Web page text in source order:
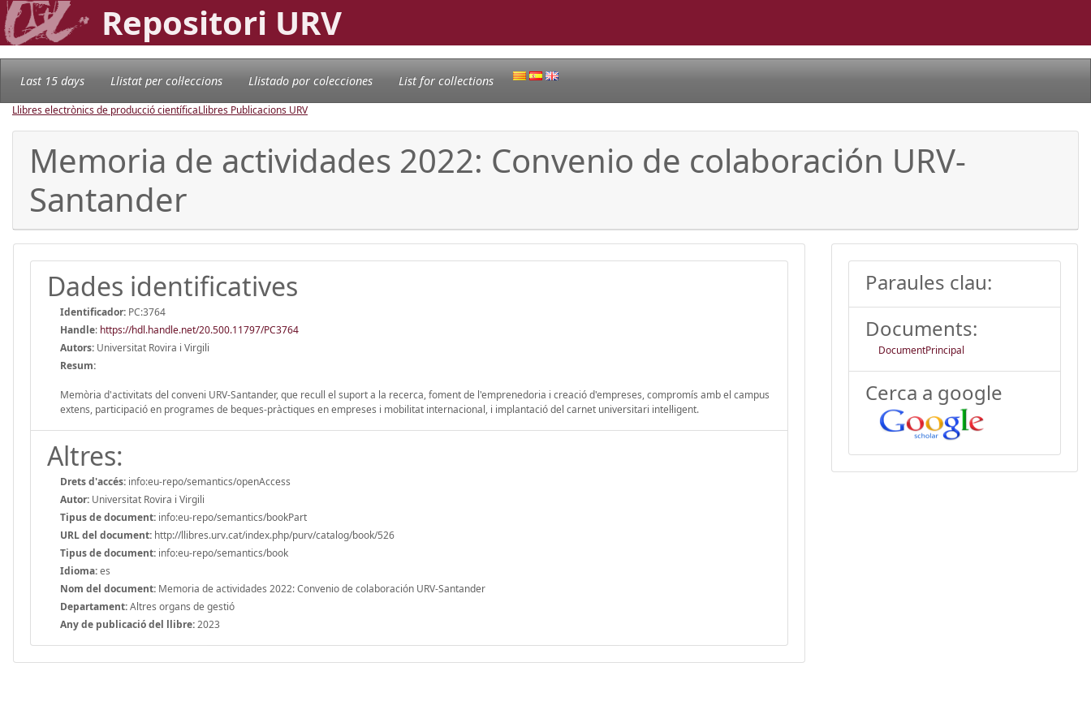
Repositori URV
Last 15 days Llistat per col·leccions Llistado por colecciones List for collections
Llibres electrònics de producció científicaLlibres Publicacions URV
Memoria de actividades 2022: Convenio de colaboración URV-
Santander
Dades identificatives
Identificador: PC:3764
Handle: https://hdl.handle.net/20.500.11797/PC3764
Autors: Universitat Rovira i Virgili
Resum:
Memòria d'activitats del conveni URV-Santander, que recull el suport a la recerca, foment de l'emprenedoria i creació d'empreses, compromís amb el campus
extens, participació en programes de beques-pràctiques en empreses i mobilitat internacional, i implantació del carnet universitari intel·ligent.
Altres:
Drets d'accés: info:eu-repo/semantics/openAccess
Autor: Universitat Rovira i Virgili
Tipus de document: info:eu-repo/semantics/bookPart
URL del document: http://llibres.urv.cat/index.php/purv/catalog/book/526
Tipus de document: info:eu-repo/semantics/book
Idioma:es
Nom del document: Memoria de actividades 2022: Convenio de colaboración URV-Santander
Departament:Altres organs de gestió
Any de publicació del llibre:2023
Paraules clau:
Documents:
DocumentPrincipal
Cerca a google